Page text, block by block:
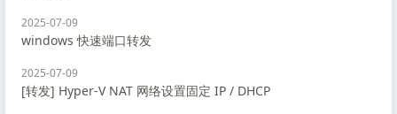
2025-07-09
windows 快速端口转发
2025-07-09
[转发] Hyper-V NAT 网络设置固定 IP / DHCP